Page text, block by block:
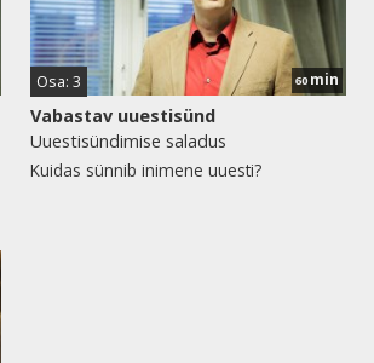
60 min
Osa: 3
Vabastav uuestisünd
Uuestisündimise saladus
Kuidas sünnib inimene uuesti?